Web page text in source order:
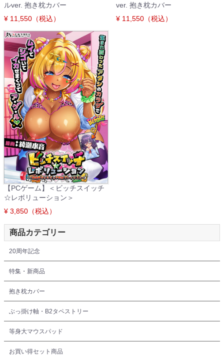
ルver. 抱き枕カバー
¥ 11,550（税込）
ver. 抱き枕カバー
¥ 11,550（税込）
【PCゲーム】＜ビッチスイッチ
☆レボリューション＞
¥ 3,850（税込）
商品カテゴリー
20周年記念
特集・新商品
抱き枕カバー
ぶっ掛け軸・B2タペストリー
等身大マウスパッド
お買い得セット商品